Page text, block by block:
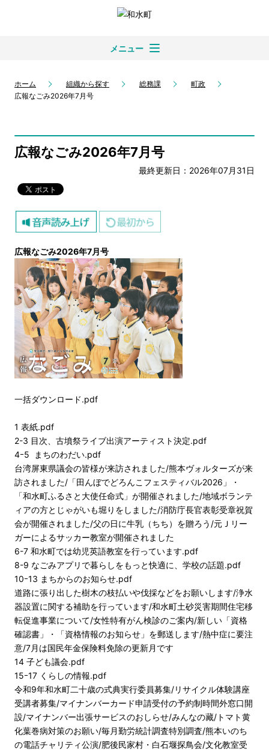
メニュー
ホーム 組織から探す 総務課
町政
広報なごみ2026年7月号
広報なごみ2026年7月号
最終更新日：2026年07月31日
広報なごみ2026年7月号
一括ダウンロード.pdf
1 表紙.pdf
2-3 目次、古墳祭ライブ出演アーティスト決定.pdf
4ｰ5 まちのわだい.pdf
台湾屏東県議会の皆様が来訪されました/熊本ヴォルターズが来
訪されました/「田んぼでどろんこフェスティバル2026」・
「和水町ふるさと大使任命式」が開催されました/地域ボランテ
ィアの方とじゃがいも堀りをしました/消防庁長官表彰受章祝賀
会が開催されました/父の日に牛乳（ちち）を贈ろう/元Ｊリー
ガーによるサッカー教室が開催されました
6-7 和水町では幼児英語教室を行っています.pdf
8-9 なごみアプリで暮らしをもっと快適に、学校の話題.pdf
10ｰ13 まちからのお知らせ.pdf
道路に張り出した樹木の枝払いや伐採などをお願いします/浄水
器設置に関する補助を行っています/和水町土砂災害期間住宅移
転促進事業について/女性特有がん検診のご案内/新しい「資格
確認書」・「資格情報のお知らせ」を郵送します/熱中症に要注
意/7月は国民年金保険料免除の更新月です
14 子ども議会.pdf
15ｰ17 くらしの情報.pdf
令和9年和水町二十歳の式典実行委員募集/リサイクル体験講座
受講者募集/マイナンバーカード申請受付の予約制時間外窓口開
設/マイナンバー出張サービスのおしらせ/みんなの藏/トマト黄
化葉巻病対策のお願い/毎月勤労統計調査特別調査/熊本いのち
の電話チャリティ公演/肥後民家村・白石堰探鳥会/文化教室受